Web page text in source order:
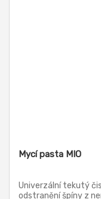
Mycí pasta MIO
Univerzální tekutý
odstranění špíny z